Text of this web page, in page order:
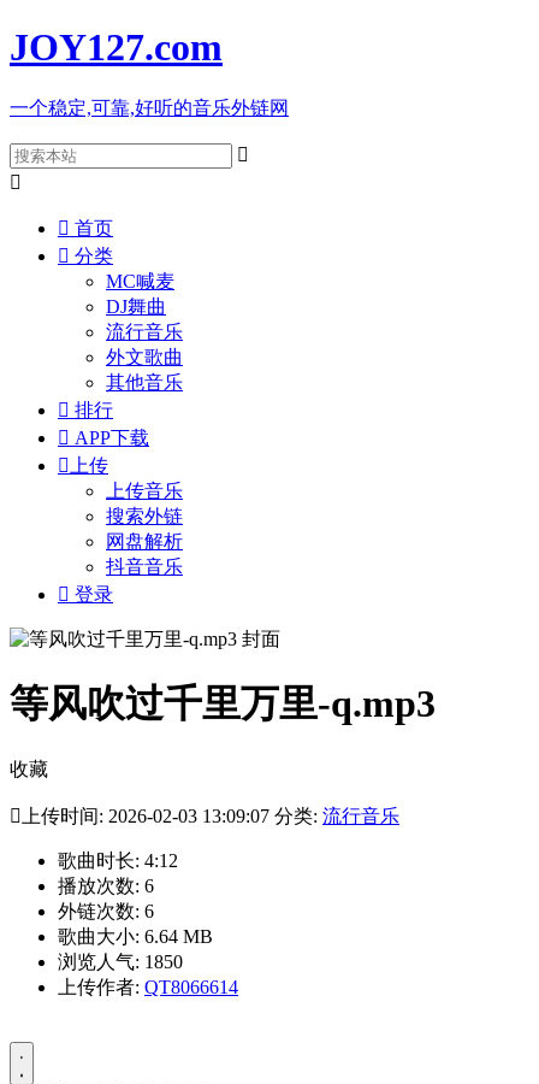
JOY127.com
一个稳定,可靠,好听的音乐外链网


 首页
 分类
MC喊麦
DJ舞曲
流行音乐
外文歌曲
其他音乐
 排行
 APP下载
 上传
上传音乐
搜索外链
网盘解析
抖音音乐
 登录
等风吹过千里万里-q.mp3
收藏
 上传时间: 2026-02-03 13:09:07 分类: 流行音乐
歌曲时长: 4:12
播放次数: 6
外链次数: 6
歌曲大小: 6.64 MB
浏览人气: 1850
上传作者: QT8066614